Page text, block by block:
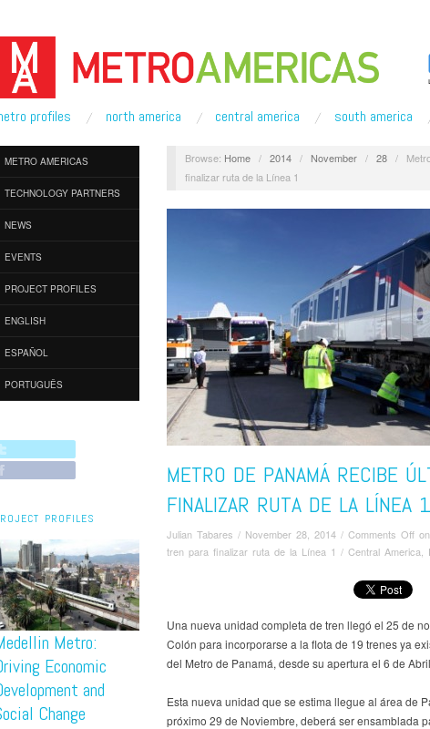
profiles north america central america south america
METRO AMERICAS
TECHNOLOGY PARTNERS
NEWS
EVENTS
PROJECT PROFILES
ENGLISH
ESPAÑOL
PORTUGUÊS
PROFILES
Metro:
Economic
and
Change
Browse: Home / 2014 / November / 28 /
finalizar ruta de la Línea 1
METRO DE PANAMÁ RECIBE
FINALIZAR RUTA DE LA LÍNEA 1
Julian Tabares / November 28, 2014 / Comments Off
tren para finalizar ruta de la Línea 1 / Central America
Una nueva unidad completa de tren llegó el 25 de
Colón para incorporarse a la flota de 19 trenes ya
del Metro de Panamá, desde su apertura el 6 de
Esta nueva unidad que se estima llegue al área de
próximo 29 de Noviembre, deberá ser ensamblada